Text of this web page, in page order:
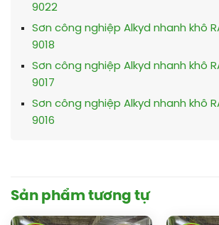
9022
Sơn công nghiệp Alkyd nhanh khô
9018
Sơn công nghiệp Alkyd nhanh khô
9017
Sơn công nghiệp Alkyd nhanh khô
9016
Sản phẩm tương tự